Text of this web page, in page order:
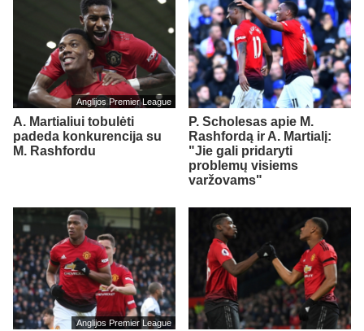
Anglijos Premier League
A. Martialiui tobulėti
padeda konkurencija su
M. Rashfordu
P. Scholesas apie M.
Rashfordą ir A. Martialį:
"Jie gali pridaryti
problemų visiems
varžovams"
Anglijos Premier League